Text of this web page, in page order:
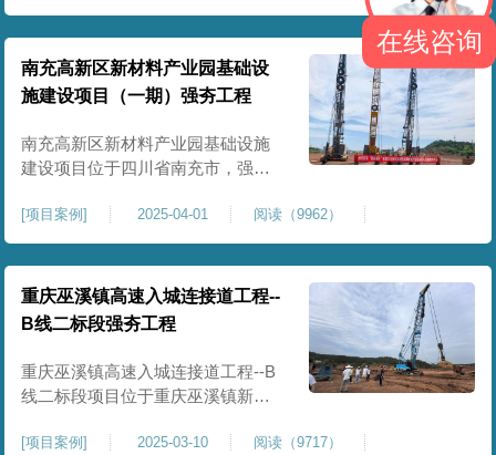
农业灌溉蓄水配套建设，为后续蓄
水池主体施工筑牢地基基础，保障
灌区水利设施长期稳定运行。本工
程核心施工内容为蓄水池场地地基
强夯加固处理，总强夯施工面积
25000㎡，施工完成后场地上部将新
南充高新区新材料产业园基础设
施建设项目（一期）强夯工程
南充高新区新材料产业园基础设施
建设项目位于四川省南充市，强夯
软弱土、回填土等复杂地质，采用
强夯地基加固，深层加固地基、提
升承载力、严控工后沉降，为厂
房、道路及配套设施筑牢基础。本
项目施工作业面积大，我司将整个
场地施工区域合理划分为若干个区
段，分区分段施工，投入强夯设备3
[项目案例] 2025-04-01 阅读（9962）
重庆巫溪镇高速入城连接道工程--
B线二标段强夯工程
重庆巫溪镇高速入城连接道工程--B
线二标段项目位于重庆巫溪镇新建
形成，回填完成，强夯施工一次，
[项目案例] 2025-03-10 阅读（9717）
在线咨询